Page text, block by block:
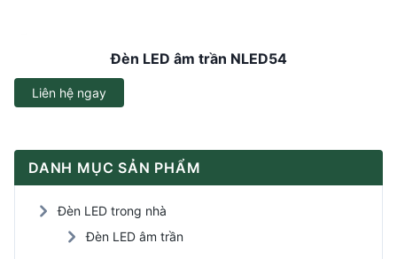
Đèn LED âm trần NLED54
Liên hệ ngay
DANH MỤC SẢN PHẨM
Đèn LED trong nhà
Đèn LED âm trần